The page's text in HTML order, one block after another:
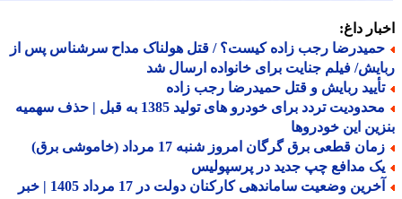
داغ:
رجب زاده کیست؟ / قتل هولناک مداح سرشناس پس از
فیلم جنایت برای خانواده ارسال شد
ربایش و قتل حمیدرضا رجب زاده
محدودیت تردد برای خودرو های تولید 1385 به قبل | حذف سهمیه
این خودروها
قطعی برق گرگان امروز شنبه 17 مرداد (خاموشی برق)
مدافع چپ جدید در پرسپولیس
آخرین وضعیت ساماندهی کارکنان دولت در 17 مرداد 1405 | خبر